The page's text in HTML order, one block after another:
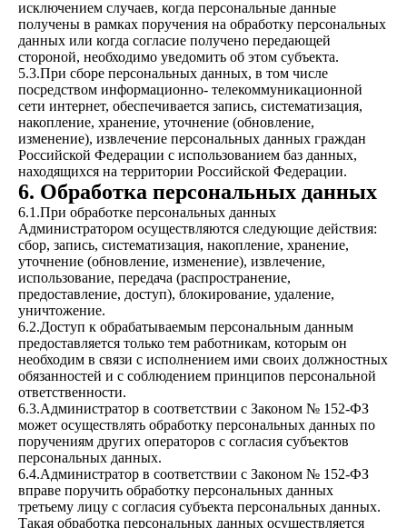
исключением случаев, когда персональные данные
получены в рамках поручения на обработку персональных
данных или когда согласие получено передающей
стороной, необходимо уведомить об этом субъекта.
5.3.При сборе персональных данных, в том числе
посредством информационно- телекоммуникационной
сети интернет, обеспечивается запись, систематизация,
накопление, хранение, уточнение (обновление,
изменение), извлечение персональных данных граждан
Российской Федерации с использованием баз данных,
находящихся на территории Российской Федерации.
6. Обработка персональных данных
6.1.При обработке персональных данных
Администратором осуществляются следующие действия:
сбор, запись, систематизация, накопление, хранение,
уточнение (обновление, изменение), извлечение,
использование, передача (распространение,
предоставление, доступ), блокирование, удаление,
уничтожение.
6.2.Доступ к обрабатываемым персональным данным
предоставляется только тем работникам, которым он
необходим в связи с исполнением ими своих должностных
обязанностей и с соблюдением принципов персональной
ответственности.
6.3.Администратор в соответствии с Законом № 152-ФЗ
может осуществлять обработку персональных данных по
поручениям других операторов с согласия субъектов
персональных данных.
6.4.Администратор в соответствии с Законом № 152-ФЗ
вправе поручить обработку персональных данных
третьему лицу с согласия субъекта персональных данных.
Такая обработка персональных данных осуществляется